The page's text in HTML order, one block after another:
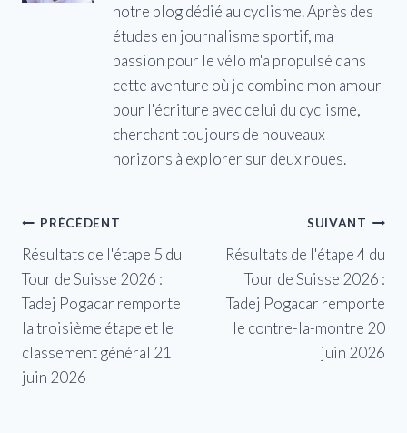
notre blog dédié au cyclisme. Après des
études en journalisme sportif, ma
passion pour le vélo m'a propulsé dans
cette aventure où je combine mon amour
pour l'écriture avec celui du cyclisme,
cherchant toujours de nouveaux
horizons à explorer sur deux roues.
Navigation
de
l’article
PRÉCÉDENT
Résultats de l'étape 5 du
Tour de Suisse 2026 :
Tadej Pogacar remporte
la troisième étape et le
classement général 21
juin 2026
SUIVANT
Résultats de l'étape 4 du
Tour de Suisse 2026 :
Tadej Pogacar remporte
le contre-la-montre 20
juin 2026